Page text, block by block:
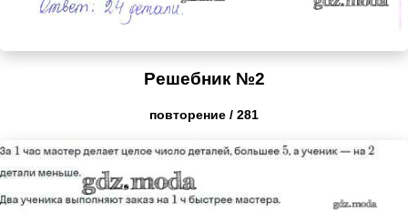
Решебник №2
повторение / 281